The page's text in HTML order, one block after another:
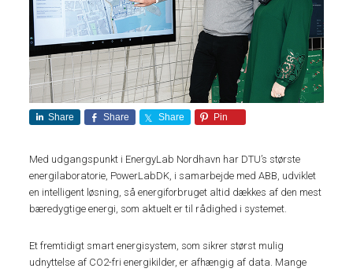
Share Share Share Pin
Med udgangspunkt i EnergyLab Nordhavn har DTU’s største
energilaboratorie, PowerLabDK, i samarbejde med ABB, udviklet
en intelligent løsning, så energiforbruget altid dækkes af den mest
bæredygtige energi, som aktuelt er til rådighed i systemet.
Et fremtidigt smart energisystem, som sikrer størst mulig
udnyttelse af CO2-fri energikilder, er afhængig af data. Mange